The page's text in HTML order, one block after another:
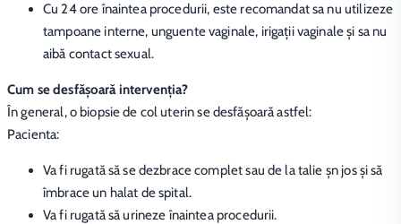
Cu 24 ore înaintea procedurii, este recomandat sa nu utilizeze
tampoane interne, unguente vaginale, irigaţii vaginale şi sa nu
aibă contact sexual.
Cum se desfășoară intervenția?
În general, o biopsie de col uterin se desfăşoară astfel:
Pacienta:
Va fi rugată să se dezbrace complet sau de la talie şn jos şi să
îmbrace un halat de spital.
Va fi rugată să urineze înaintea procedurii.